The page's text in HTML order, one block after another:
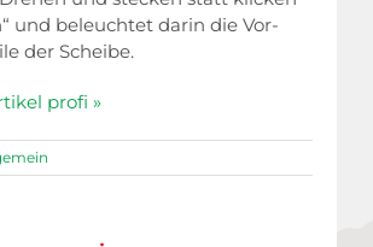
und beleuchtet darin die Vor-
der Scheibe.
profi »